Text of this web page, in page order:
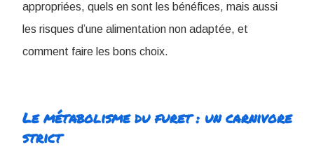
appropriées, quels en sont les bénéfices, mais aussi
les risques d’une alimentation non adaptée, et
comment faire les bons choix.
Le métabolisme du furet : un carnivore
strict